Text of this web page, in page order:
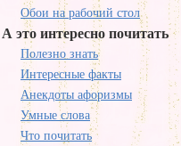
Обои на рабочий стол
А это интересно почитать
Полезно знать
Интересные факты
Анекдоты афоризмы
Умные слова
Что почитать